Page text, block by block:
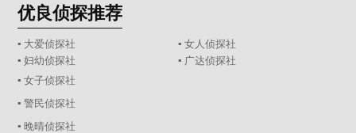
优良侦探推荐
▪ 大爱侦探社
▪ 女人侦探社
▪ 妇幼侦探社
▪ 广达侦探社
▪ 女子侦探社
▪ 警民侦探社
▪ 晚晴侦探社